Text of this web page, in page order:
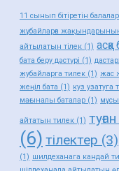
11 сынып бітіретін
жұбайларға жақындарының
айтылатын тілек (1) асқа
бата беру дәстүрі (1)
жубайларга тилек (1) жас
жеңіл бата (1) куз узатуга
мағыналы баталар (1)
айтатын тилек (1)
(6) тілектер (3)
(1) шилдеханага кандай